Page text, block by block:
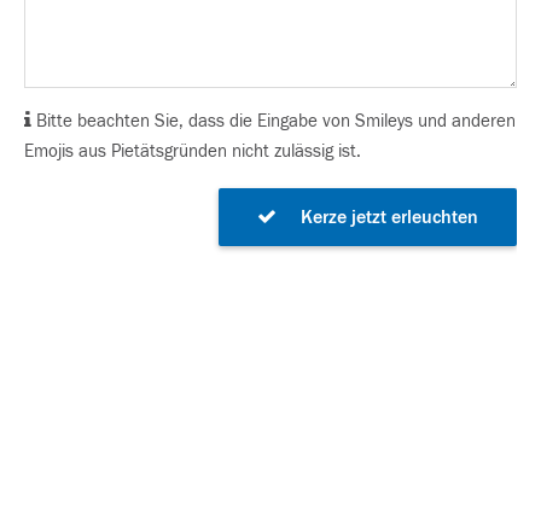
Bitte beachten Sie, dass die Eingabe von Smileys und anderen
Emojis aus Pietätsgründen nicht zulässig ist.
Kerze jetzt erleuchten